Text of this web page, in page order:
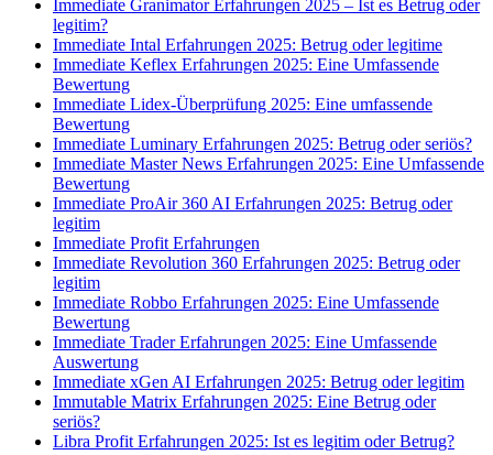
Immediate Granimator Erfahrungen 2025 – Ist es Betrug oder
legitim?
Immediate Intal Erfahrungen 2025: Betrug oder legitime
Immediate Keflex Erfahrungen 2025: Eine Umfassende
Bewertung
Immediate Lidex-Überprüfung 2025: Eine umfassende
Bewertung
Immediate Luminary Erfahrungen 2025: Betrug oder seriös?
Immediate Master News Erfahrungen 2025: Eine Umfassende
Bewertung
Immediate ProAir 360 AI Erfahrungen 2025: Betrug oder
legitim
Immediate Profit Erfahrungen
Immediate Revolution 360 Erfahrungen 2025: Betrug oder
legitim
Immediate Robbo Erfahrungen 2025: Eine Umfassende
Bewertung
Immediate Trader Erfahrungen 2025: Eine Umfassende
Auswertung
Immediate xGen AI Erfahrungen 2025: Betrug oder legitim
Immutable Matrix Erfahrungen 2025: Eine Betrug oder
seriös?
Libra Profit Erfahrungen 2025: Ist es legitim oder Betrug?